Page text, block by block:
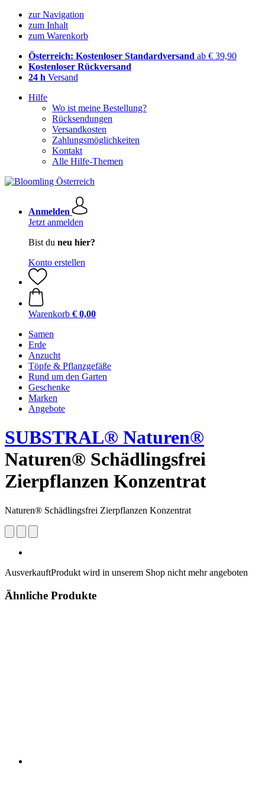
zur Navigation
zum Inhalt
zum Warenkorb
Österreich: Kostenloser Standardversand ab € 39,90
Kostenloser Rückversand
24 h Versand
Hilfe
Wo ist meine Bestellung?
Rücksendungen
Versandkosten
Zahlungsmöglichkeiten
Kontakt
Alle Hilfe-Themen
Anmelden
Jetzt anmelden
Bist du neu hier?
Konto erstellen
Warenkorb € 0,00
Samen
Erde
Anzucht
Töpfe & Pflanzgefäße
Rund um den Garten
Geschenke
Marken
Angebote
SUBSTRAL® Naturen®
Naturen® Schädlingsfrei
Zierpflanzen Konzentrat
Naturen® Schädlingsfrei Zierpflanzen Konzentrat
AusverkauftProdukt wird in unserem Shop nicht mehr angeboten
Ähnliche Produkte